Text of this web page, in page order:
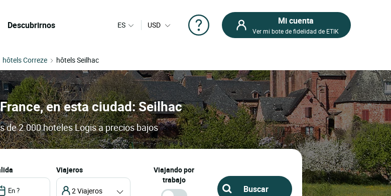
Descubrirnos ES USD Mi cuenta
Ver mi bote de fidelidad de ETIK
hôtels Correze hôtels Seilhac
en esta ciudad: Seilhac
de 2.000 hoteles Logis a precios bajos
Viajeros
2 Viajeros
Viajando por
trabajo